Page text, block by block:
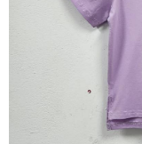
是否繳費成功／繳費後
客戶支援中心」https://
１．透過由恩沛科技股
易，需依本服務之必要
權轉讓予恩沛科技股份有
２．關於個人資料處理
https://aftee.tw/terms/